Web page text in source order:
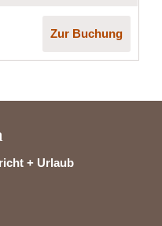
Zur Buchung
+ Urlaub